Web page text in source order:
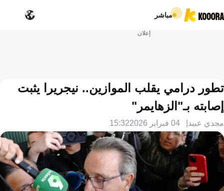
مباشر
إعلان
تطور درامي يقلب الموازين.. نيجريرا يثبت
إصابته بـ"الزهايمر"
مجدي عبيد 04 فبراير 2026 15:32